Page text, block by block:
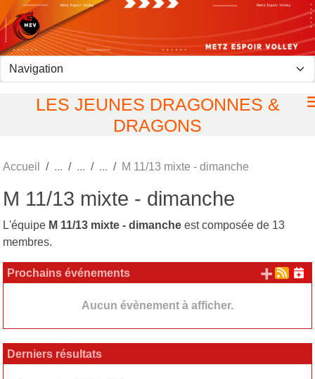
LES JEUNES DRAGONNES &
DRAGONS
Accueil M 11/13 mixte - dimanche
M 11/13 mixte - dimanche
L'équipe M 11/13 mixte - dimanche est composée de 13
membres.
Prochains événements
Aucun évènement à afficher.
+
Derniers résultats
Panneau de gestion des cookies